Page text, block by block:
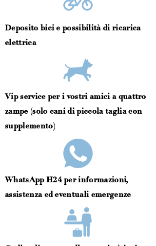
Deposito bici e possibilità di ricarica
elettrica
Vip service per i vostri amici a quattro
zampe (solo cani di piccola taglia con
supplemento)
WhatsApp H24 per informazioni,
assistenza ed eventuali emergenze